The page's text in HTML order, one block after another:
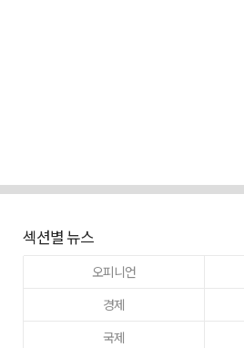
섹션별 뉴스
오피니언
경제
국제